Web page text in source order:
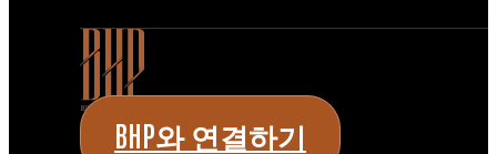
BHP와 연결하기